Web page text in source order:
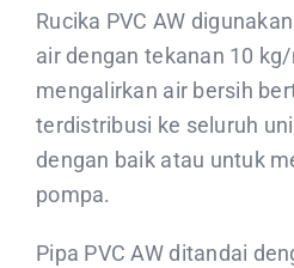
Rucika PVC AW
air dengan tekanan 10
mengalirkan air bersih
terdistribusi ke seluruh
dengan baik atau untuk
pompa.
Pipa PVC AW ditandai